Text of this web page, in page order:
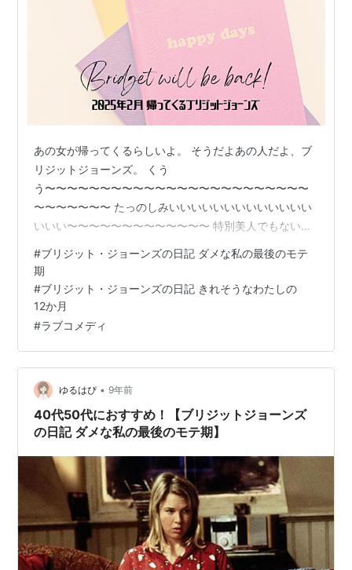
あの女が帰ってくるらしいよ。 そうだよあの人だよ、ブ
リジットジョーンズ。 くう
う〜〜〜〜〜〜〜〜〜〜〜〜〜〜〜〜〜〜〜〜〜〜〜〜
〜〜〜〜〜〜〜 たっのしみいいいいいいいいいいいいい
いいい〜〜〜〜〜〜〜〜〜〜〜〜〜 特別美人でもない
いけど、変で最高な友達に恵まれるブリジットがたまら
んのだよ。 レニーセルヴィガーはアメリカ人だけど、劇
中でイギリス英語をマスター。イギリス人の友達は違和
感ないって驚いてたし、ちゃんとアクセントを徹底する
#ブリジット・ジョーンズの日記 ダメな私の最後のモテ
期
#ブリジット・ジョーンズの日記 きれそうなわたしの
12か月
#ラブコメディ
ゆるはぴ • 9年前
40代50代におすすめ！【ブリジットジョーンズ
の日記 ダメな私の最後のモテ期】